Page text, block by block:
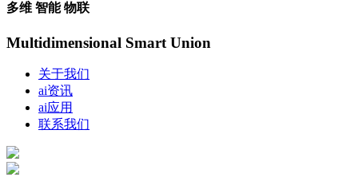
多维 智能 物联
Multidimensional Smart Union
关于我们
ai资讯
ai应用
联系我们